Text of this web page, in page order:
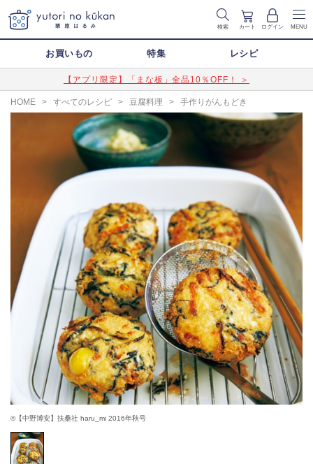
検索 カート ログイン MENU
お買いもの 特集 レシピ
【アプリ限定】「まな板」全品10％OFF！ ＞
HOME > すべてのレシピ > 豆腐料理 > 手作りがんもどき
©【中野博安】扶桑社 haru_mi 2016年秋号